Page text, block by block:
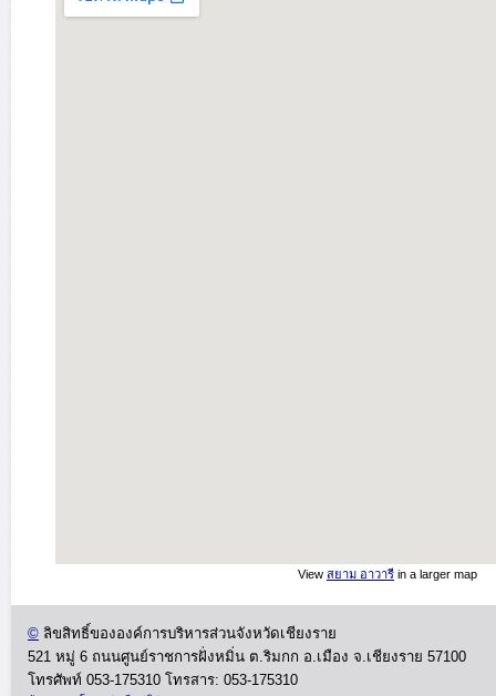
View สยาม อาวารี in a larger map
© ลิขสิทธิ์ขององค์การบริหารส่วนจังหวัดเชียงราย
521 หมู่ 6 ถนนศูนย์ราชการฝั่งหมิ่น ต.ริมกก อ.เมือง จ.เชียงราย 57100
โทรศัพท์ 053-175310 โทรสาร: 053-175310